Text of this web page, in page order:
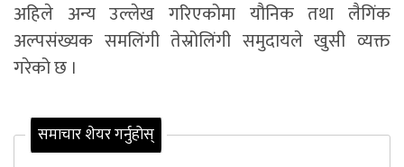
अहिले अन्य उल्लेख गरिएकोमा यौनिक तथा लैगिंक
अल्पसंख्यक समलिंगी तेस्रोलिंगी समुदायले खुसी व्यक्त
गरेको छ ।
समाचार शेयर गर्नुहोस्